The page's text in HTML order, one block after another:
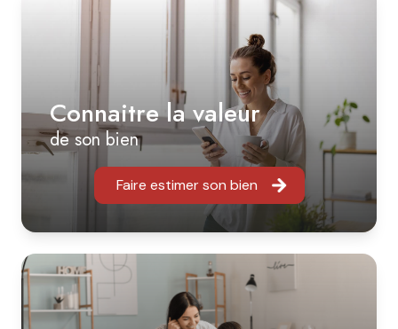
Connaitre la valeur
de son bien
Faire estimer son bien